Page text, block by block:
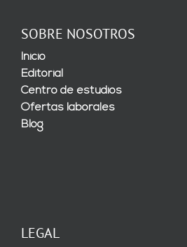
SOBRE NOSOTROS
Inicio
Editorial
Centro de estudios
Ofertas laborales
Blog
LEGAL